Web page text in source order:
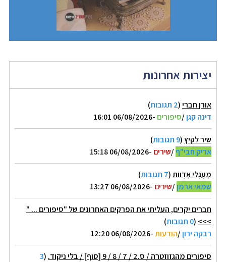
יצירות אחרונות
אורן חברי(2 תגובות
)
דינה קגן/סיפורים -06/08/2026 16:01
שיר לקיץ(9 תגובות
)
אריק חבי"ף/שירים -06/08/2026 15:18
מַעְגְּלֵי אַדְווֹת(7 תגובות
)
שמאי ארמן/שירים -06/08/2026 13:27
חברים יקרים, העליתי את הפרקים האחרונים של "סיפורים ... "
>>>
(0 תגובות
)
רבקה ירון/הודעות-06/08/2026 12:20
סיפורים מהגזוזטרה / ס.2 / 7 / 8 / 9 [סוף] / בלי ניקוד. (
3